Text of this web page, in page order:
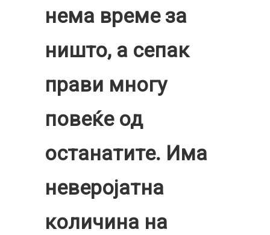
нема време за
ништо, а сепак
прави многу
повеќе од
останатите. Има
неверојатна
количина на